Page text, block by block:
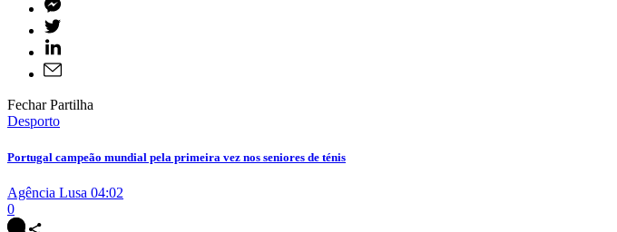
Fechar Partilha
Desporto
Portugal campeão mundial pela primeira vez nos seniores de ténis
Agência Lusa 04:02
0